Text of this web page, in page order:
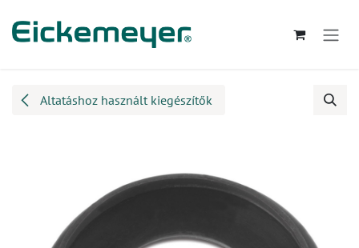
Altatáshoz használt kiegészítők